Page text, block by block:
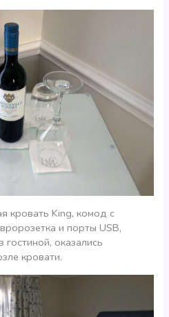
кровать King, комод с
и порты USB,
оказались
кровати.